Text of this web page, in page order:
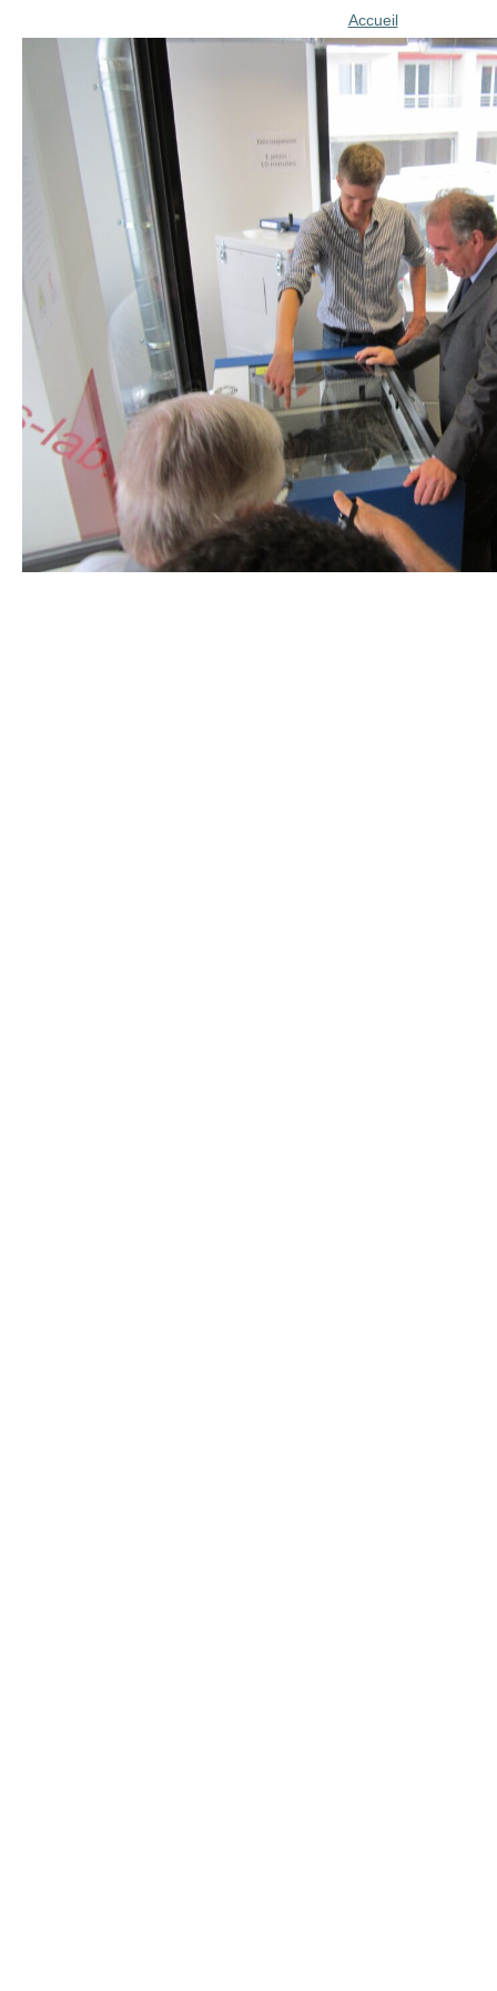
Accueil